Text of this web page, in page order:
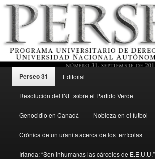
Perseo – PUDH UNAM
Menú principal
Ir al contenido secundario
Perseo 31 Editorial
Resolución del INE sobre el Partido Verde
Genocidio en Canadá Nobleza en el futbol
Crónica de un uranita acerca de los terrícolas
Irlanda: “Son inhumanas las cárceles de E.E.U.U.”